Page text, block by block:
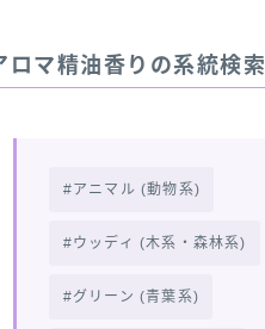
ロマ精油香りの系統検索
アニマル (動物系)
ウッディ (木系・森林系)
グリーン (青葉系)